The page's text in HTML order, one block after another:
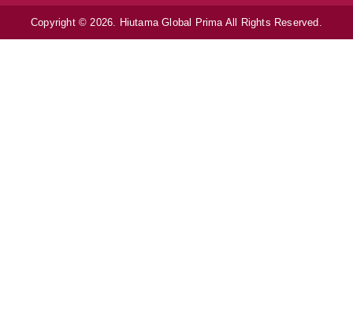
Copyright © 2026. Hiutama Global Prima All Rights Reserved.